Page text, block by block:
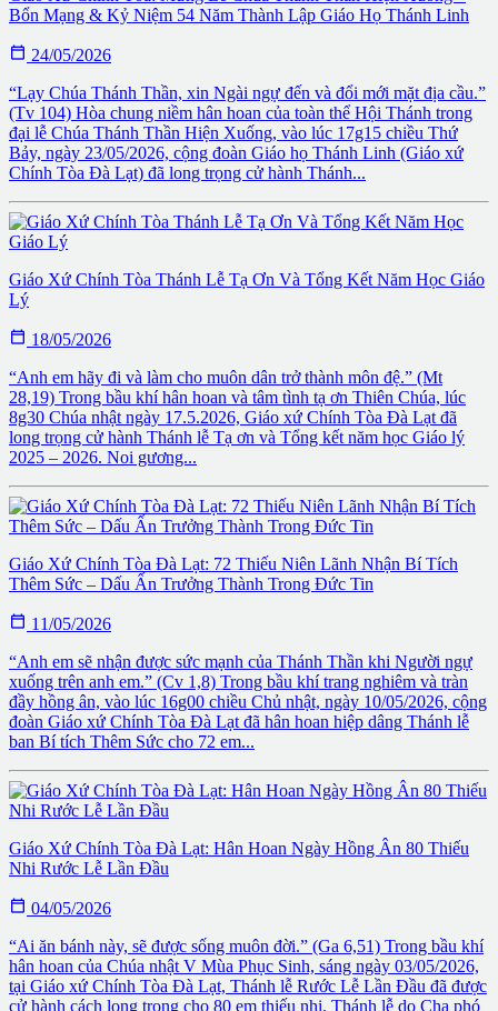
Bổn Mạng & Kỷ Niệm 54 Năm Thành Lập Giáo Họ Thánh Linh
 24/05/2026
“Lạy Chúa Thánh Thần, xin Ngài ngự đến và đổi mới mặt địa cầu.”
(Tv 104) Hòa chung niềm hân hoan của toàn thể Hội Thánh trong
đại lễ Chúa Thánh Thần Hiện Xuống, vào lúc 17g15 chiều Thứ
Bảy, ngày 23/05/2026, cộng đoàn Giáo họ Thánh Linh (Giáo xứ
Chính Tòa Đà Lạt) đã long trọng cử hành Thánh...
Giáo Xứ Chính Tòa Thánh Lễ Tạ Ơn Và Tổng Kết Năm Học Giáo
Lý
 18/05/2026
“Anh em hãy đi và làm cho muôn dân trở thành môn đệ.” (Mt
28,19) Trong bầu khí hân hoan và tâm tình tạ ơn Thiên Chúa, lúc
8g30 Chúa nhật ngày 17.5.2026, Giáo xứ Chính Tòa Đà Lạt đã
long trọng cử hành Thánh lễ Tạ ơn và Tổng kết năm học Giáo lý
2025 – 2026. Noi gương...
Giáo Xứ Chính Tòa Đà Lạt: 72 Thiếu Niên Lãnh Nhận Bí Tích
Thêm Sức – Dấu Ấn Trưởng Thành Trong Đức Tin
 11/05/2026
“Anh em sẽ nhận được sức mạnh của Thánh Thần khi Người ngự
xuống trên anh em.” (Cv 1,8) Trong bầu khí trang nghiêm và tràn
đầy hồng ân, vào lúc 16g00 chiều Chủ nhật, ngày 10/05/2026, cộng
đoàn Giáo xứ Chính Tòa Đà Lạt đã hân hoan hiệp dâng Thánh lễ
ban Bí tích Thêm Sức cho 72 em...
Giáo Xứ Chính Tòa Đà Lạt: Hân Hoan Ngày Hồng Ân 80 Thiếu
Nhi Rước Lễ Lần Đầu
 04/05/2026
“Ai ăn bánh này, sẽ được sống muôn đời.” (Ga 6,51) Trong bầu khí
hân hoan của Chúa nhật V Mùa Phục Sinh, sáng ngày 03/05/2026,
tại Giáo xứ Chính Tòa Đà Lạt, Thánh lễ Rước Lễ Lần Đầu đã được
cử hành cách long trọng cho 80 em thiếu nhi. Thánh lễ do Cha phó